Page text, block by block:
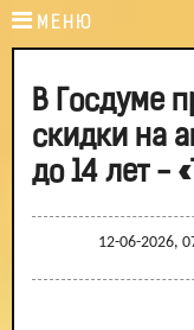
МЕНЮ
В Госдуме
скидки на
до 14 лет -
12-06-2026,